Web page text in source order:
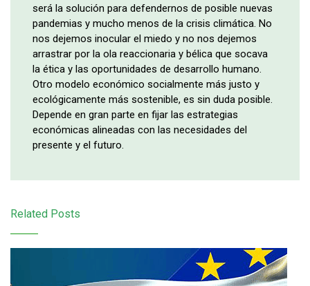
será la solución para defendernos de posible nuevas
pandemias y mucho menos de la crisis climática. No
nos dejemos inocular el miedo y no nos dejemos
arrastrar por la ola reaccionaria y bélica que socava
la ética y las oportunidades de desarrollo humano.
Otro modelo económico socialmente más justo y
ecológicamente más sostenible, es sin duda posible.
Depende en gran parte en fijar las estrategias
económicas alineadas con las necesidades del
presente y el futuro.
Related Posts